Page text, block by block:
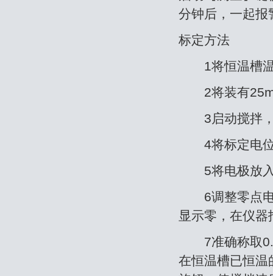
分钟后，一起报
标定方法
1将恒温槽温
2将装有25ml
3启动搅拌，
4将标定电位
5将电极放入
6调整零点电
显示零，在仪
7准确称取
在恒温槽已恒温